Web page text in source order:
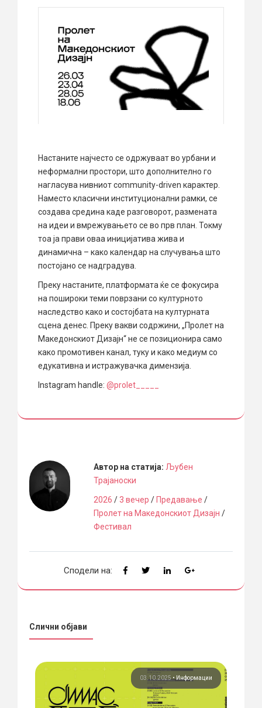
Настаните најчесто се одржуваат во урбани и
неформални простори, што дополнително го
нагласува нивниот community-driven карактер.
Наместо класични институционални рамки, се
создава средина каде разговорот, размената
на идеи и вмрежувањето се во прв план. Токму
тоа ја прави оваа иницијатива жива и
динамична – како календар на случувања што
постојано се надградува.
Преку настаните, платформата ќе се фокусира
на пошироки теми поврзани со културното
наследство како и состојбата на културната
сцена денес. Преку вакви содржини, „Пролет на
Македонскиот Дизајн“ не се позиционира само
како промотивен канал, туку и како медиум со
едукативна и истражувачка димензија.
Instagram handle: @prolet_____
Автор на статија: Љубен
Трајаноски
2026 /3 вечер / Предавање /
Пролет на Македонскиот Дизајн /
Фестивал
Сподели на:
Слични објави
03.10.2025•Информации